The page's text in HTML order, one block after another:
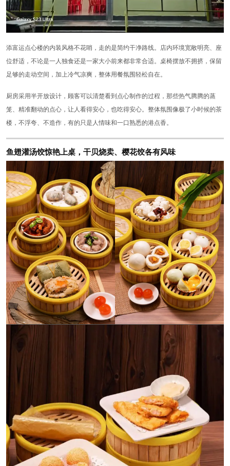
添富运点心楼的内装风格不花哨，走的是简约干净路线。店内环境宽敞明亮、座
位舒适，不论是一人独食还是一家大小前来都非常合适。桌椅摆放不拥挤，保留
足够的走动空间，加上冷气凉爽，整体用餐氛围轻松自在。
厨房采用半开放设计，顾客可以清楚看到点心制作的过程，那些热气腾腾的蒸
笼、精准翻动的点心，让人看得安心，也吃得安心。整体氛围像极了小时候的茶
楼，不浮夸、不造作，有的只是人情味和一口熟悉的港点香。
鱼翅灌汤饺惊艳上桌，干贝烧卖、樱花饺各有风味